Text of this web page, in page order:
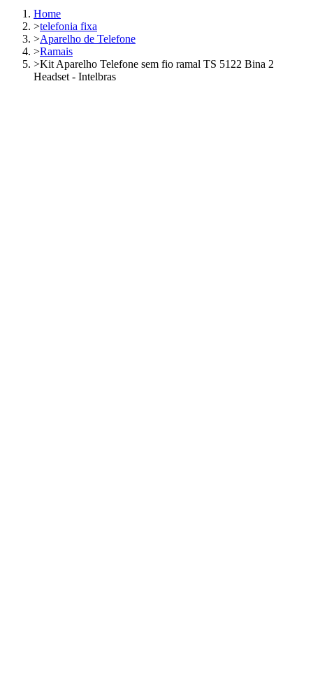
Home
>telefonia fixa
>Aparelho de Telefone
>Ramais
>Kit Aparelho Telefone sem fio ramal TS 5122 Bina 2
Headset - Intelbras